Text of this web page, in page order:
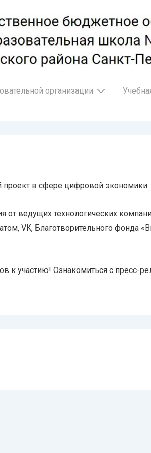
организации
проект в сфере цифровой экономики
от ведущих технологических
VK, Благотворительного фонда
к участию! Ознакомиться с пресс-